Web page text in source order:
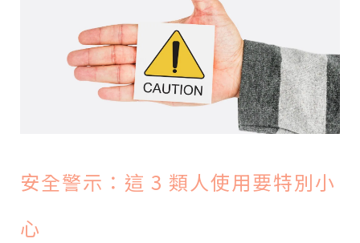
安全警示：這 3 類人使用要特別小
心